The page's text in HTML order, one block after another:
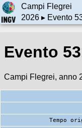
Campi Flegrei
2026▸ Evento
Evento
Campi Flegrei, anno
Tempo